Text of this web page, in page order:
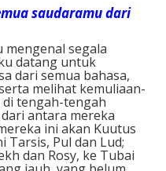
saudaramu dari
mengenal segala
datang untuk
dari semua bahasa,
melihat kemuliaan-
di tengah-tengah
antara mereka
ini akan Kuutus
Tarsis, Pul dan Lud;
dan Rosy, ke Tubai